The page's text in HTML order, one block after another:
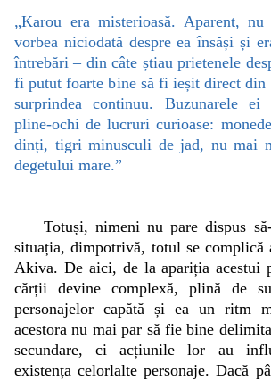
„Karou era misterioasă. Aparent,
vorbea niciodată despre ea însăși și
întrebări – din câte știau prietenele
fi putut foarte bine să fi ieșit direct din
surprindea continuu. Buzunarele ei
pline-ochi de lucruri curioase:
dinți, tigri minusculi de jad, nu mai
degetului mare.”
Totuși, nimeni nu pare dispus
situația, dimpotrivă, totul se complică
Akiva. De aici, de la apariția acestui
cărții devine complexă, plină de
personajelor capătă și ea un ritm
acestora nu mai par să fie bine
secundare, ci acțiunile lor au
existența celorlalte personaje. Dacă